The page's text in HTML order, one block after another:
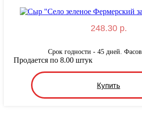
248.30 р.
Срок годности - 45 дней.
Купить
Продается по 8.00 штук